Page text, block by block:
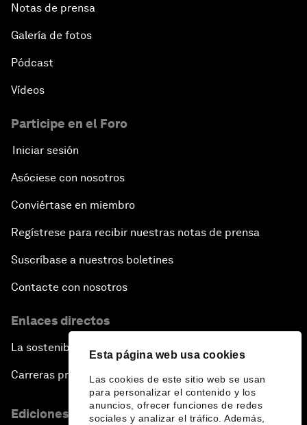
Esta página web usa cookies
Las cookies de este sitio web se usan
para personalizar el contenido y los
anuncios, ofrecer funciones de redes
sociales y analizar el tráfico. Además,
Notas de prensa
Galería de fotos
Pódcast
Vídeos
Participe en el Foro
Iniciar sesión
Asóciese con nosotros
Conviértase en miembro
Regístrese para recibir nuestras notas de prensa
Suscríbase a nuestros boletines
Contacte con nosotros
Enlaces directos
La sostenibilidad en el Foro
Carreras profesionales
Ediciones en otros idiomas